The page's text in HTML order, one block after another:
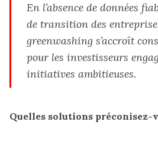
En l’absence de données
de transition des
greenwashing s’accroît
pour les investisseurs
initiatives ambitieuses.
Quelles solutions préconisez-